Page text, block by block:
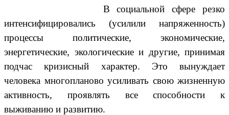
В социальной сфере резко
интенсифицировались (усилили напряженность)
процессы политические, экономические,
энергетические, экологические и другие, принимая
подчас кризисный характер. Это вынуждает
человека многопланово усиливать свою жизненную
активность, проявлять все способности к
выживанию и развитию.